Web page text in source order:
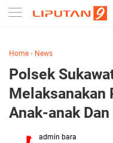
Home › News
Polsek
Melaksanakan
Anak-anak
admin bara